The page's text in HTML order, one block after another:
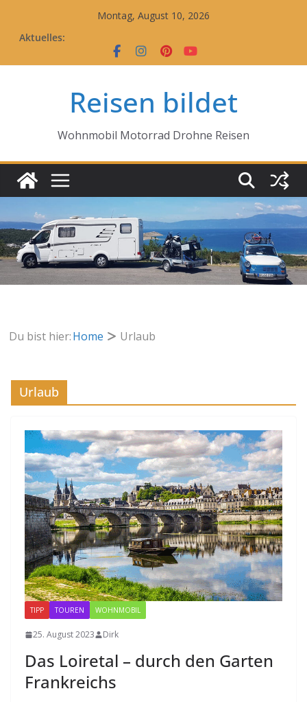
Montag, August 10, 2026
Aktuelles:
Reisen bildet
Wohnmobil Motorrad Drohne Reisen
Du bist hier:Home Urlaub
Urlaub
TIPP TOUREN WOHNMOBIL
25. August 2023 Dirk
Das Loiretal – durch den Garten
Frankreichs